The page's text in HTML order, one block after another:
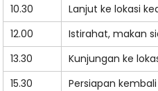
10.30
Lanjut ke lokasi
12.00
Istirahat, makan
13.30
Kunjungan ke
15.30
Persiapan